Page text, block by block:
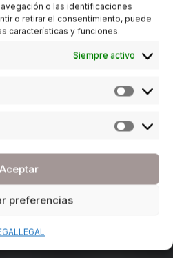
o las identificaciones
o retirar el consentimiento, puede
características y funciones.
Siempre activo
Aceptar
preferencias
LEGAL